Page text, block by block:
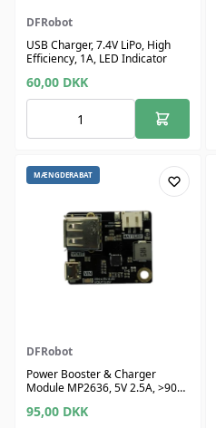
DFRobot
USB Charger, 7.4V LiPo, High
Efficiency, 1A, LED Indicator
60,00 DKK
MÆNGDERABAT
DFRobot
Power Booster & Charger
Module MP2636, 5V 2.5A, >90%
95,00 DKK